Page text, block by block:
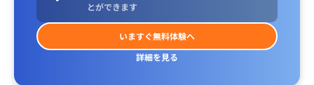
とができます
いますぐ無料体験へ
詳細を見る